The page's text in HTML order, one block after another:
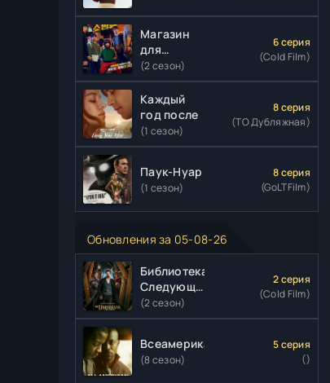
Магазин
для
киллеров
(2 сезон)
6 серия
(Cold Film)
Каждый
год после
(1 сезон)
8 серия
(ТО Дубляжная)
Паук-Нуар
(1 сезон)
8 серия
(GoLTFilm)
Обновления за 05-08-26
Библиотекари:
Следующая
глава
(2 сезон)
2 серия
(Cold Film)
Всеамериканский
(8 сезон)
5 серия
()